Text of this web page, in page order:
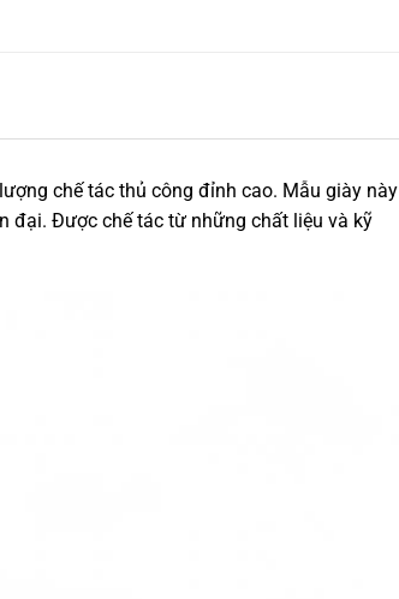
chế tác thủ công đỉnh cao. Mẫu giày này
đại. Được chế tác từ những chất liệu và kỹ